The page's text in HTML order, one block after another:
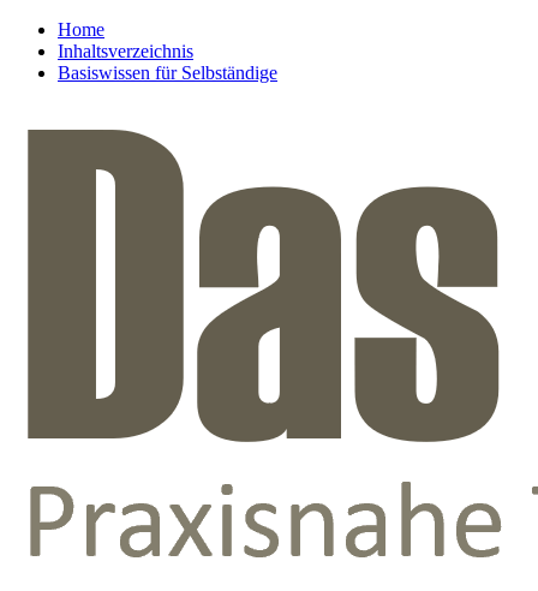
Home
Inhaltsverzeichnis
Basiswissen für Selbständige